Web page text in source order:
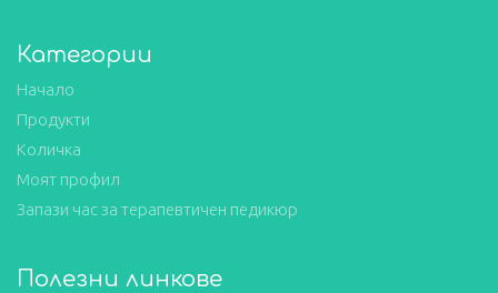
Категории
Начало
Продукти
Количка
Моят профил
Запази час за терапевтичен педикюр
Полезни линкове